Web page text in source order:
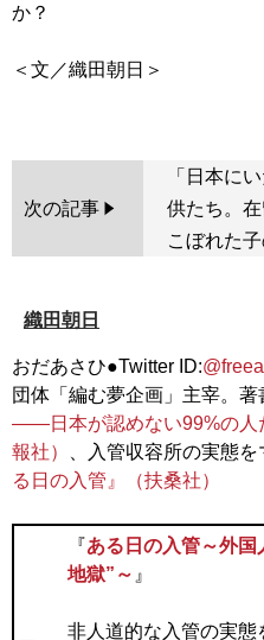
か？
＜文／織田朝日＞
次の記事
「日本に
供たち。
こぼれた
織田朝日
おだあさひ●Twitter ID:
団体「編む夢企画」主宰。著
――日本が認めない99%の人
報社）
、入管収容所の実態
る日の入管』（扶桑社）
『ある日の入管～外国
地獄”～ 』
非人道的な入管の実態